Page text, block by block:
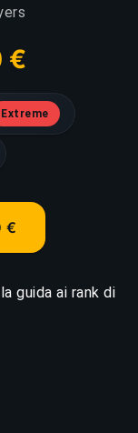
€
Extreme
€
guida ai rank di